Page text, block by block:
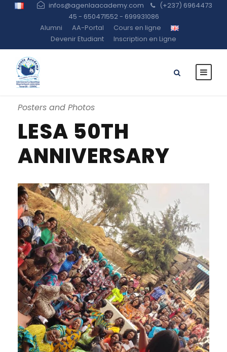
infos@agenlaacademy.com
(+237) 6964473
45 - 650471552 - 699931086
Alumni
AA-Portal
Cours en ligne
Devenir Etudiant
Inscription en Ligne
Posters and Photos
LESA 50TH
ANNIVERSARY